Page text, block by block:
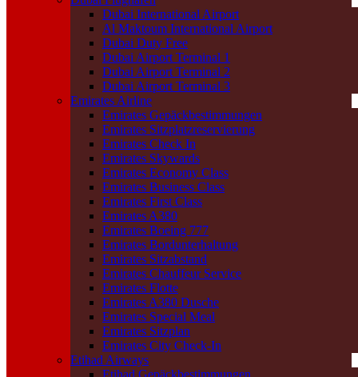
Dubai International Airport
Al Maktoum International Airport
Dubai Duty Free
Dubai Airport Terminal 1
Dubai Airport Terminal 2
Dubai Airport Terminal 3
Emirates Airline
Emirates Gepäckbestimmungen
Emirates Sitzplatzreservierung
Emirates Check In
Emirates Skywards
Emirates Economy Class
Emirates Business Class
Emirates First Class
Emirates A380
Emirates Boeing 777
Emirates Bordunterhaltung
Emirates Sitzabstand
Emirates Chauffeur Service
Emirates Flotte
Emirates A380 Dusche
Emirates Special Meal
Emirates Sitzplan
Emirates City Check-In
Etihad Airways
Etihad Gepäckbestimmungen